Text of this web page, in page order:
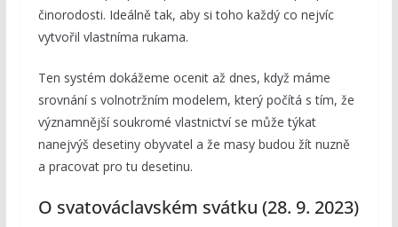
činorodosti. Ideálně tak, aby si toho každý co nejvíc
vytvořil vlastníma rukama.
Ten systém dokážeme ocenit až dnes, když máme
srovnání s volnotržním modelem, který počítá s tím, že
významnější soukromé vlastnictví se může týkat
nanejvýš desetiny obyvatel a že masy budou žít nuzně
a pracovat pro tu desetinu.
O svatováclavském svátku (28. 9. 2023)